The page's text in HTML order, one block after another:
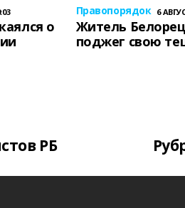
о
Правопорядок 6
Житель
поджег свою
РБ